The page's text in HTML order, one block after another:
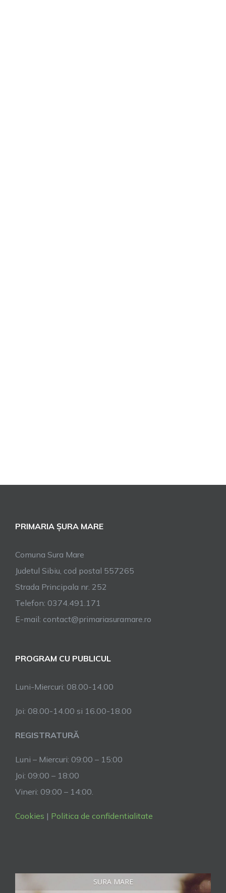
PRIMARIA ȘURA MARE
Comuna Sura Mare
Judetul Sibiu, cod postal 557265
Strada Principala nr. 252
Telefon: 0374.491.171
E-mail: contact@primariasuramare.ro
PROGRAM CU PUBLICUL
Luni-Miercuri: 08.00-14.00
Joi: 08.00-14.00 si 16.00-18.00
REGISTRATURĂ
Luni – Miercuri: 09:00 – 15:00
Joi: 09:00 – 18:00
Vineri: 09:00 – 14:00.
Cookies | Politica de confidentialitate
SURA MARE